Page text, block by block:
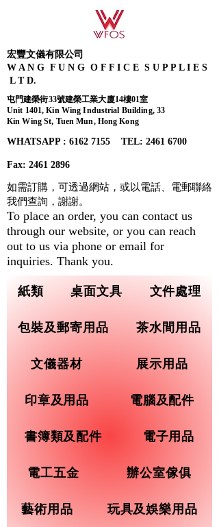
宏豐文儀有限公司
W A N G F U N G O F F I C E S U P P L I E S
L T D.
屯門建榮街33號建榮工業大廈14樓01室
Unit 1401, Kin Wing Industrial Building, 33
Kin Wing St, Tuen Mun, Hong Kong
WHATSAPP : 6162 7155​ TEL: 2461 6700
Fax: 2461 2896
紙類 桌面文具 文件處理
包裝及郵寄用品 茶水間用品
文儀器材 展示用品
印章及用品 電腦及配件
書簿類及配件 電子用品
電工五金 辦公室傢俱
藝術用品 玩具及娛樂用品
如需訂購，可透過網站，或以電話、電郵聯絡
我們查詢， 謝謝。
To place an order, you can contact us
through our website, or you can reach
out to us via phone or email for
inquiries. Thank you.